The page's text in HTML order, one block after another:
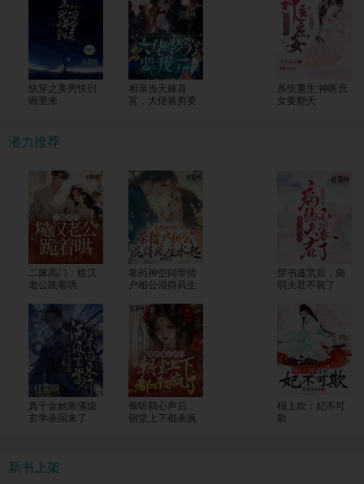
快穿之美男快到
碗里来
相亲当天嫁首
富，大佬装穷要
系统重生:神医庶
女要翻天
潜力推荐
二嫁高门：糙汉
老公跪着哄
靠药神空间带猎
户相公混得风生
穿书逃荒后，病
弱夫君不装了
真千金她靠满级
玄学杀回来了
偷听我心声后，
朝堂上下都杀疯
榻上欢：妃不可
欺
新书上架